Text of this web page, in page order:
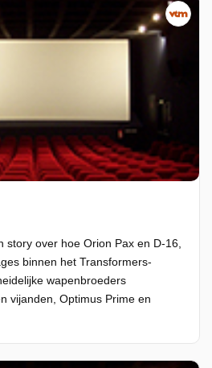
story over hoe Orion Pax en D-16,
binnen het Transformers-
wapenbroeders
vijanden, Optimus Prime en